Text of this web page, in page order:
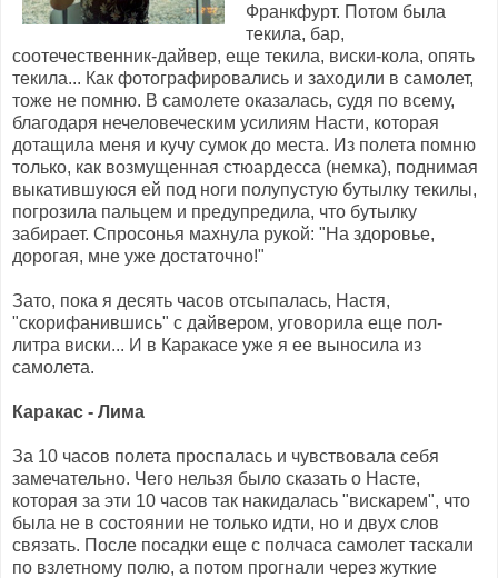
Франкфурт. Потом была
текила, бар,
соотечественник-дайвер, еще текила, виски-кола, опять
текила... Как фотографировались и заходили в самолет,
тоже не помню. В самолете оказалась, судя по всему,
благодаря нечеловеческим усилиям Насти, которая
дотащила меня и кучу сумок до места. Из полета помню
только, как возмущенная стюардесса (немка), поднимая
выкатившуюся ей под ноги полупустую бутылку текилы,
погрозила пальцем и предупредила, что бутылку
забирает. Спросонья махнула рукой: "На здоровье,
дорогая, мне уже достаточно!"
Зато, пока я десять часов отсыпалась, Настя,
"скорифанившись" с дайвером, уговорила еще пол-
литра виски... И в Каракасе уже я ее выносила из
самолета.
Каракас - Лима
За 10 часов полета проспалась и чувствовала себя
замечательно. Чего нельзя было сказать о Насте,
которая за эти 10 часов так накидалась "вискарем", что
была не в состоянии не только идти, но и двух слов
связать. После посадки еще с полчаса самолет таскали
по взлетному полю, а потом прогнали через жуткие